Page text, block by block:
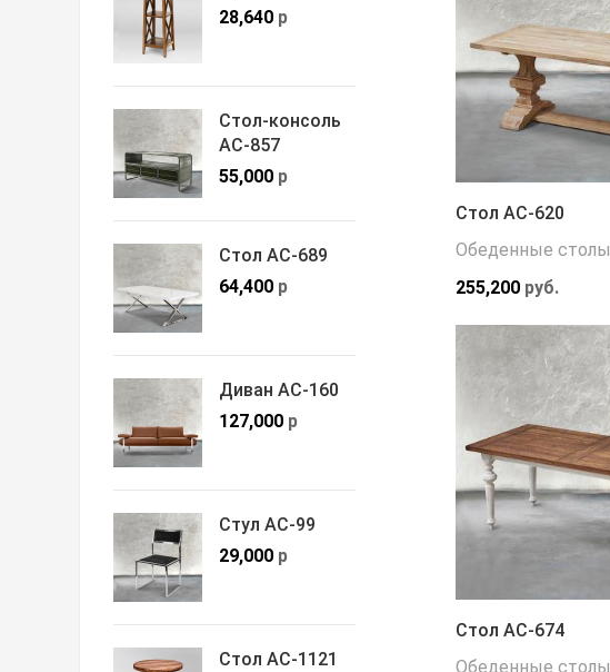
28,640 р
Стол-консоль
АС-857
55,000 р
Стол АС-689
64,400 р
Диван АС-160
127,000 р
Стул АС-99
29,000 р
Стол АС-1121
Стол АС-620
Обеденные столы
255,200руб.
Стол АС-674
Обеденные столы